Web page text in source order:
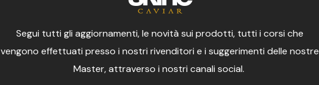
Segui tutti gli aggiornamenti, le novità sui prodotti, tutti i corsi che
vengono effettuati presso i nostri rivenditori e i suggerimenti delle nostre
Master, attraverso i nostri canali social.